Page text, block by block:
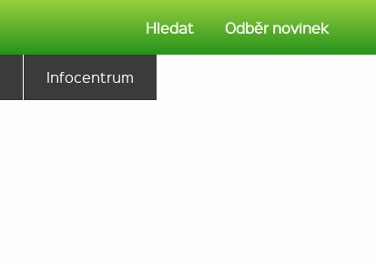
Hledat Odběr novinek
Infocentrum